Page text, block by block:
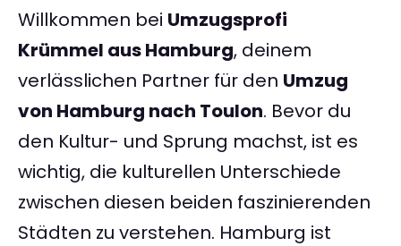
Willkommen bei Umzugsprofi
Krümmel aus Hamburg, deinem
verlässlichen Partner für den Umzug
von Hamburg nach Toulon. Bevor du
den Kultur- und Sprung machst, ist es
wichtig, die kulturellen Unterschiede
zwischen diesen beiden faszinierenden
Städten zu verstehen. Hamburg ist